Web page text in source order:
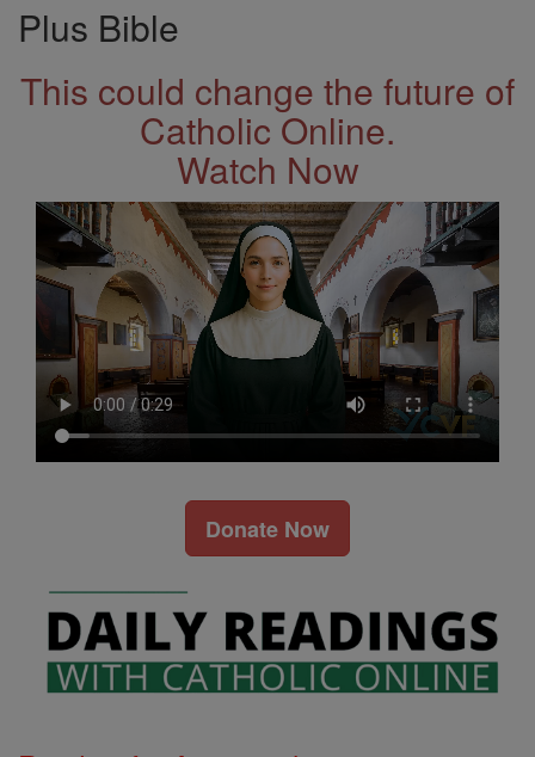
Plus Bible
This could change the future of
Catholic Online.
Watch Now
Donate Now